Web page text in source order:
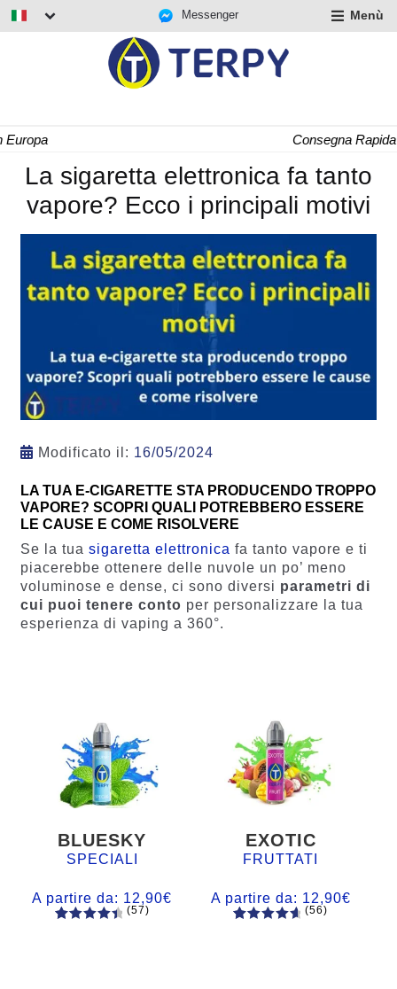
Messenger Menù
La sigaretta elettronica fa tanto
vapore? Ecco i principali motivi
Modificato il: 16/05/2024
LA TUA E-CIGARETTE STA PRODUCENDO TROPPO
VAPORE? SCOPRI QUALI POTREBBERO ESSERE
LE CAUSE E COME RISOLVERE
Se la tua sigaretta elettronica fa tanto vapore e ti
piacerebbe ottenere delle nuvole un po’ meno
voluminose e dense, ci sono diversi parametri di
cui puoi tenere conto per personalizzare la tua
esperienza di vaping a 360°.
BLUESKY
SPECIALI
A partire da: 12,90€
(57)
EXOTIC
FRUTTATI
A partire da: 12,90€
(56)